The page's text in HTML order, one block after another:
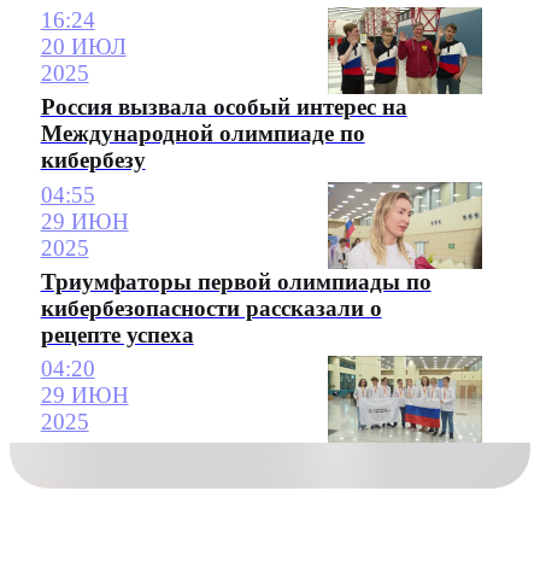
16:24
20 ИЮЛ
2025
Россия вызвала особый интерес на
Международной олимпиаде по
кибербезу
04:55
29 ИЮН
2025
Триумфаторы первой олимпиады по
кибербезопасности рассказали о
рецепте успеха
04:20
29 ИЮН
2025